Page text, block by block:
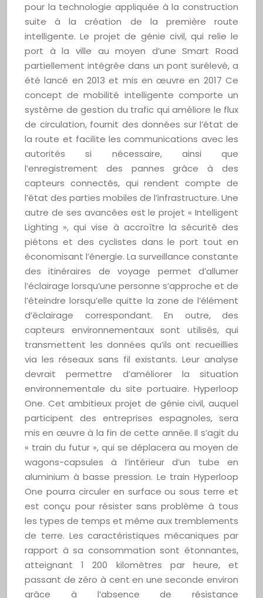
pour la technologie appliquée à la construction
suite à la création de la première route
intelligente. Le projet de génie civil, qui relie le
port à la ville au moyen d’une Smart Road
partiellement intégrée dans un pont surélevé, a
été lancé en 2013 et mis en œuvre en 2017 Ce
concept de mobilité intelligente comporte un
système de gestion du trafic qui améliore le flux
de circulation, fournit des données sur l’état de
la route et facilite les communications avec les
autorités si nécessaire, ainsi que
l’enregistrement des pannes grâce à des
capteurs connectés, qui rendent compte de
l’état des parties mobiles de l’infrastructure. Une
autre de ses avancées est le projet « Intelligent
Lighting », qui vise à accroître la sécurité des
piétons et des cyclistes dans le port tout en
économisant l’énergie. La surveillance constante
des itinéraires de voyage permet d’allumer
l’éclairage lorsqu’une personne s’approche et de
l’éteindre lorsqu’elle quitte la zone de l’élément
d’éclairage correspondant. En outre, des
capteurs environnementaux sont utilisés, qui
transmettent les données qu’ils ont recueillies
via les réseaux sans fil existants. Leur analyse
devrait permettre d’améliorer la situation
environnementale du site portuaire. Hyperloop
One. Cet ambitieux projet de génie civil, auquel
participent des entreprises espagnoles, sera
mis en œuvre à la fin de cette année. Il s’agit du
« train du futur », qui se déplacera au moyen de
wagons-capsules à l’intérieur d’un tube en
aluminium à basse pression. Le train Hyperloop
One pourra circuler en surface ou sous terre et
est conçu pour résister sans problème à tous
les types de temps et même aux tremblements
de terre. Les caractéristiques mécaniques par
rapport à sa consommation sont étonnantes,
atteignant 1 200 kilomètres par heure, et
passant de zéro à cent en une seconde environ
grâce à l’absence de résistance